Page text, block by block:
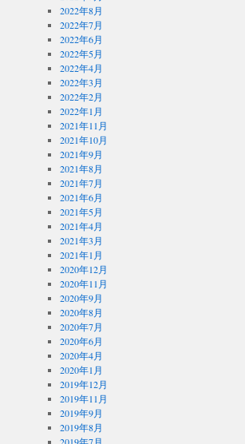
2022年8月
2022年7月
2022年6月
2022年5月
2022年4月
2022年3月
2022年2月
2022年1月
2021年11月
2021年10月
2021年9月
2021年8月
2021年7月
2021年6月
2021年5月
2021年4月
2021年3月
2021年1月
2020年12月
2020年11月
2020年9月
2020年8月
2020年7月
2020年6月
2020年4月
2020年1月
2019年12月
2019年11月
2019年9月
2019年8月